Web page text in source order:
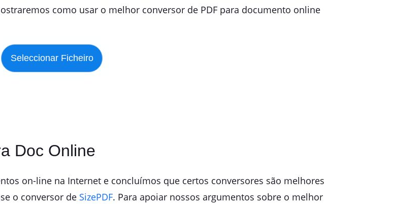
como usar o melhor conversor de PDF para documento online
Doc Online
on-line na Internet e concluímos que certos conversores são melhores
o conversor de SizePDF. Para apoiar nossos argumentos sobre o melhor